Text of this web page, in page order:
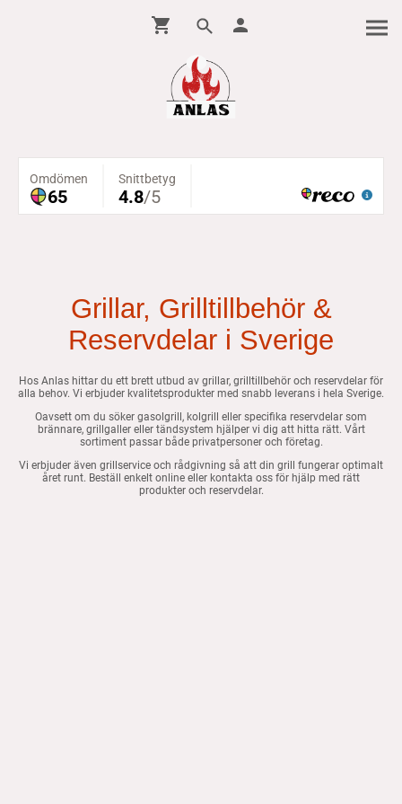
Grillar, Grilltillbehör &
Reservdelar i Sverige
Hos Anlas hittar du ett brett utbud av grillar, grilltillbehör och reservdelar för
alla behov. Vi erbjuder kvalitetsprodukter med snabb leverans i hela Sverige.
Oavsett om du söker gasolgrill, kolgrill eller specifika reservdelar som
brännare, grillgaller eller tändsystem hjälper vi dig att hitta rätt. Vårt
sortiment passar både privatpersoner och företag.
Vi erbjuder även grillservice och rådgivning så att din grill fungerar optimalt
året runt. Beställ enkelt online eller kontakta oss för hjälp med rätt
produkter och reservdelar.